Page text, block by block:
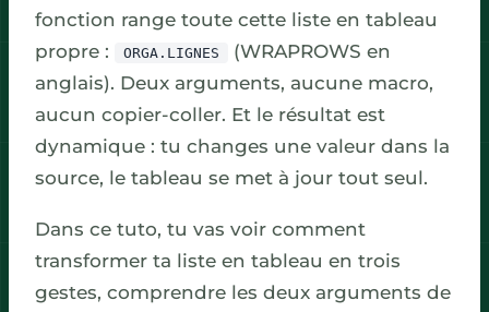
fonction range toute cette liste en tableau
propre :
ORGA.LIGNES
(WRAPROWS en
anglais). Deux arguments, aucune macro,
aucun copier-coller. Et le résultat est
dynamique : tu changes une valeur dans la
source, le tableau se met à jour tout seul.
Dans ce tuto, tu vas voir comment
transformer ta liste en tableau en trois
gestes, comprendre les deux arguments de